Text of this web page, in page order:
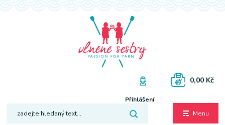
Menu
Přihlášení
0,00 Kč